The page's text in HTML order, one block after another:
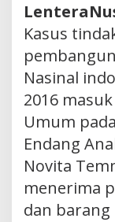
Kasus
Nasinal
2016
Umum
Endang
Novita
menerima
dan